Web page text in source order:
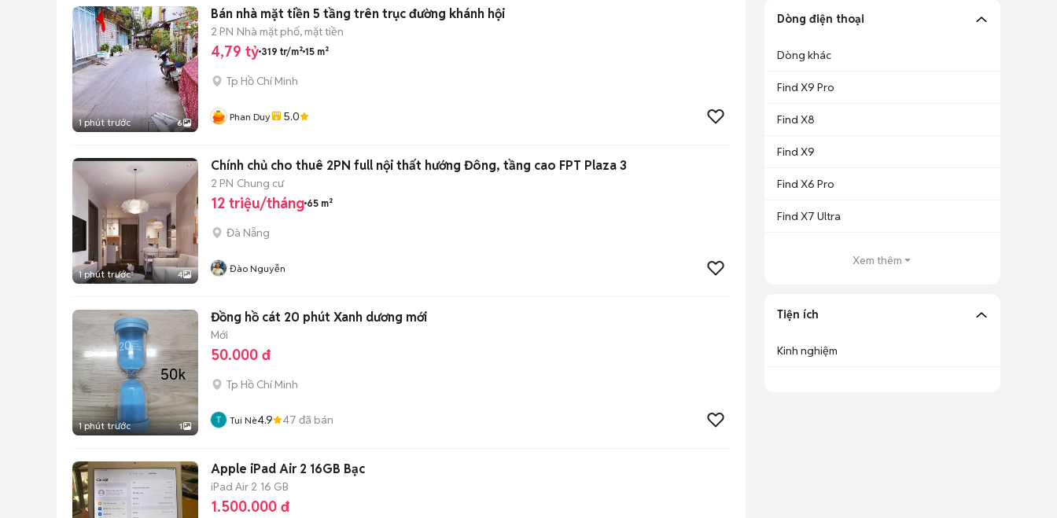
1 phút trước 6
Bán nhà mặt tiền 5 tầng trên trục đường khánh hội
2 PN Nhà mặt phố, mặt tiền
4,79 tỷ 319 tr/m² 15 m²
Tp Hồ Chí Minh
Phan Duy 5.0
1 phút trước 4
Chính chủ cho thuê 2PN full nội thất hướng Đông, tầng cao FPT Plaza 3
2 PN Chung cư
12 triệu/tháng 65 m²
Đà Nẵng
Đào Nguyễn
1 phút trước 1
Đồng hồ cát 20 phút Xanh dương mới
Mới
50.000 đ
Tp Hồ Chí Minh
Tui Nè4.9 47 đã bán
Apple iPad Air 2 16GB Bạc
iPad Air 2 16 GB
1.500.000 đ
Dòng điện thoại
Dòng khác
Find X9 Pro
Find X8
Find X9
Find X6 Pro
Find X7 Ultra
Xem thêm
Tiện ích
Kinh nghiệm